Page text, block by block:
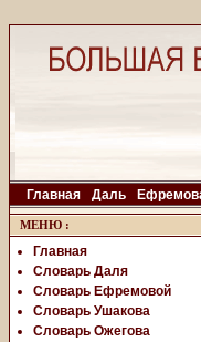
Главная Даль
МЕНЮ :
Главная
Словарь Даля
Словарь Ефремовой
Словарь Ушакова
Словарь Ожегова